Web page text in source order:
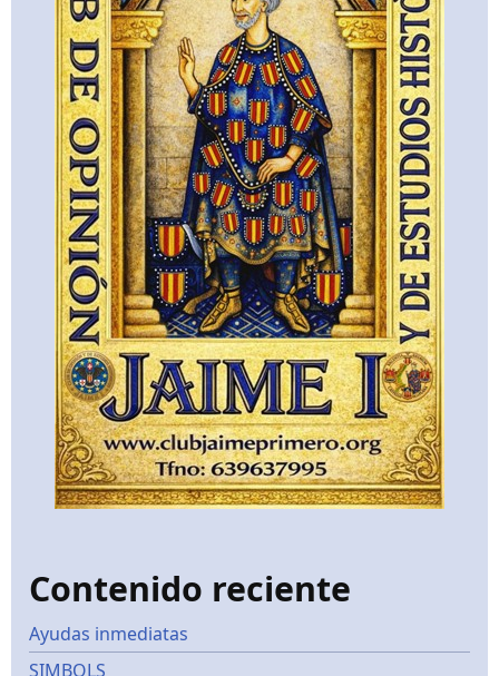
Contenido reciente
Ayudas inmediatas
SIMBOLS